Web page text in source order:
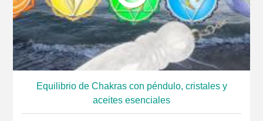
Equilibrio de Chakras con péndulo, cristales y
aceites esenciales